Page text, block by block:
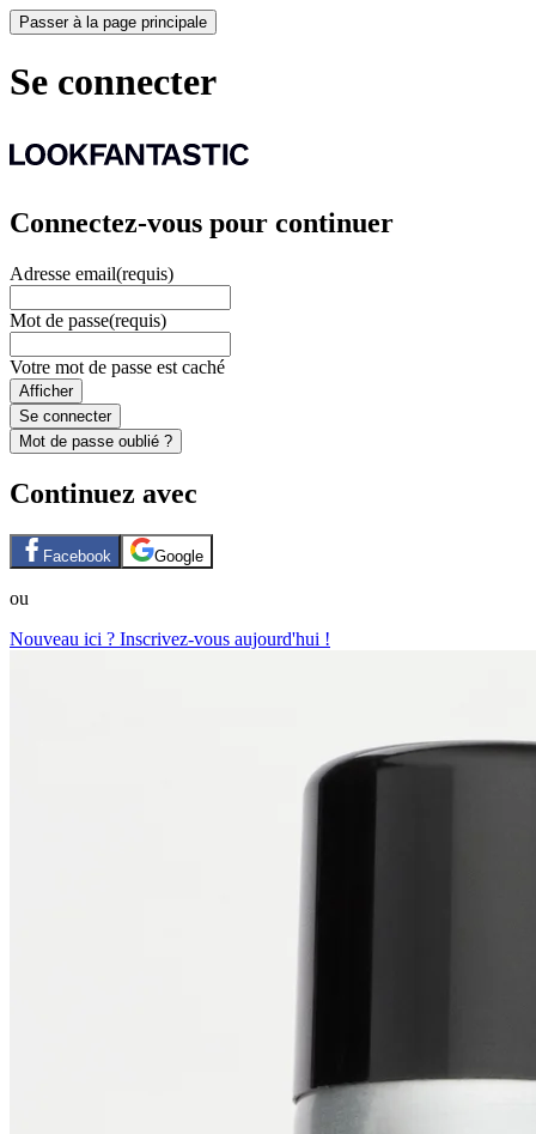
Passer à la page principale
Se connecter
Connectez-vous pour continuer
Adresse email(requis)
Mot de passe(requis)
Votre mot de passe est caché
Afficher
Se connecter
Mot de passe oublié ?
Continuez avec
Facebook Google
ou
Nouveau ici ? Inscrivez-vous aujourd'hui !